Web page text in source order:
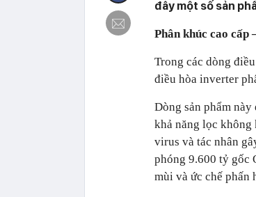
đây một số sản
Phân khúc cao cấp
Trong các dòng
điều hòa inverter
Dòng sản phẩm
khả năng lọc
virus và tác nhân
phóng 9.600 tỷ gốc
mùi và ức chế phấn